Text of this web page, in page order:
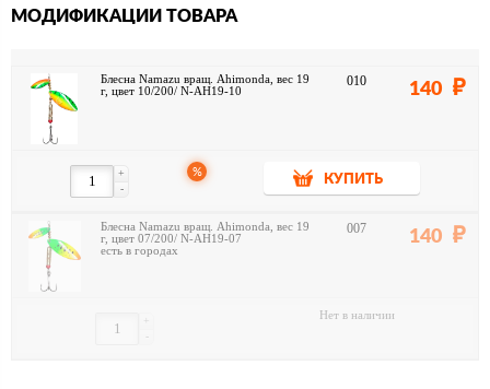
МОДИФИКАЦИИ ТОВАРА
Блесна Namazu вращ. Ahimonda, вес 19
г, цвет 10/200/ N-AH19-10
010 140
-
+ %
КУПИТЬ
Блесна Namazu вращ. Ahimonda, вес 19
г, цвет 07/200/ N-AH19-07
есть в городах
007 140
-
+ Нет в наличии